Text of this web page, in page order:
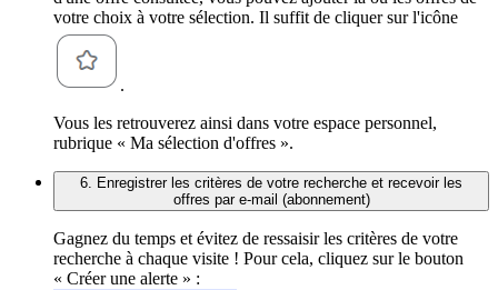
votre choix à votre sélection. Il suffit de cliquer sur l'icône
.
Vous les retrouverez ainsi dans votre espace personnel,
rubrique « Ma sélection d'offres ».
6. Enregistrer les critères de votre recherche et recevoir les
offres par e-mail (abonnement)
Gagnez du temps et évitez de ressaisir les critères de votre
recherche à chaque visite ! Pour cela, cliquez sur le bouton
« Créer une alerte » :